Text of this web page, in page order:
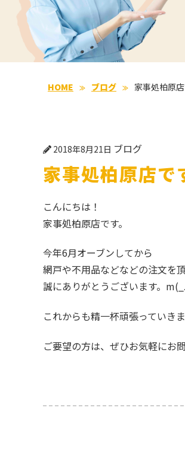
HOME ブログ 家事処柏原店
2018年8月21日 ブログ
家事処柏原店で
こんにちは！
家事処柏原店です。
今年6月オーブンしてから
網戸や不用品などなどの注文を
誠にありがとうございます。
これからも精一杯頑張っていき
ご要望の方は、ぜひお気軽にお